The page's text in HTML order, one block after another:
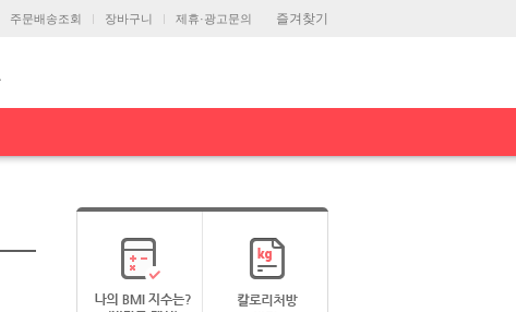
즐겨찾기
주문배송조회 장바구니 제휴·광고문의